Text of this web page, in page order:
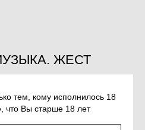
тем, кому исполнилось 18
что Вы старше 18 лет
ЖЕСТ